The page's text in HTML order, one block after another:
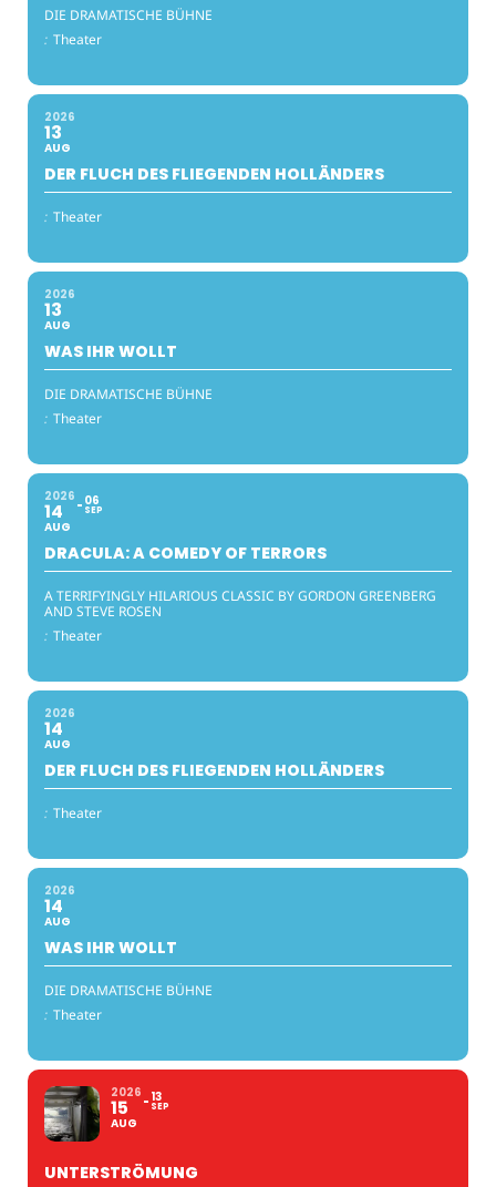
DIE DRAMATISCHE BÜHNE
: Theater
2026
13
AUG
DER FLUCH DES FLIEGENDEN HOLLÄNDERS
: Theater
2026
13
AUG
WAS IHR WOLLT
DIE DRAMATISCHE BÜHNE
: Theater
2026
14
AUG
06
SEP
DRACULA: A COMEDY OF TERRORS
A TERRIFYINGLY HILARIOUS CLASSIC BY GORDON GREENBERG
AND STEVE ROSEN
: Theater
2026
14
AUG
DER FLUCH DES FLIEGENDEN HOLLÄNDERS
: Theater
2026
14
AUG
WAS IHR WOLLT
DIE DRAMATISCHE BÜHNE
: Theater
2026
15
AUG
13
SEP
UNTERSTRÖMUNG